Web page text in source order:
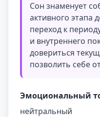
Сон знаменует
активного этапа
переход к
и внутреннего
довериться
позволить себе
Эмоциональный
нейтральный